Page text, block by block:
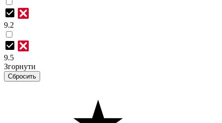
9.2
9.5
Згорнути